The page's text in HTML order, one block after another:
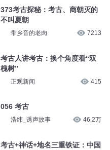
373考古探秘：考古、商朝灭的
不叫夏朝
带乡音的老肉 7213
考古人讲考古：换个角度看“双
槐树”
正观新闻 415
056 考古
浩纬_诱声故事 46.2万
考古+神话+地名三重铁证：中国